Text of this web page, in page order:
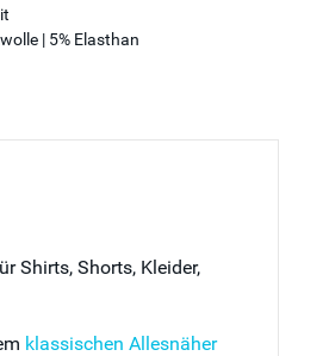
| 5% Elasthan
Shirts, Shorts, Kleider,
klassischen Allesnäher